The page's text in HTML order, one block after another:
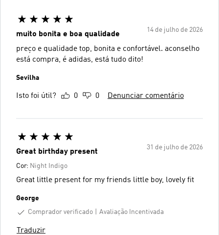
14 de julho de 2026
muito bonita e boa qualidade
preço e qualidade top, bonita e confortável. aconselho
está compra, é adidas, está tudo dito!
Sevilha
Isto foi útil? 0 0 Denunciar comentário
31 de julho de 2026
Great birthday present
Cor: Night Indigo
Great little present for my friends little boy, lovely fit
George
Comprador verificado
Avaliação Incentivada
Traduzir